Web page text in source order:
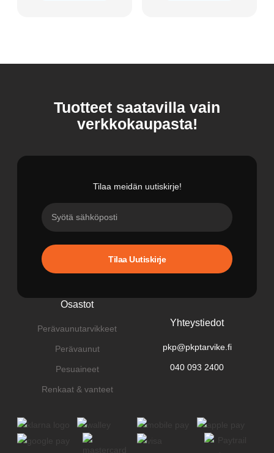
Tuotteet saatavilla vain
verkkokaupasta!
Tilaa meidän uutiskirje!
Tilaa Uutiskirje
Osastot
Perävaunutarvikkeet
Perävaunut
Pesuaineet
Renkaat & vanteet
Yhteystiedot
pkp@pkptarvike.fi
040 093 2400